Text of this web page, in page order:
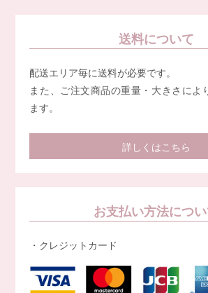
送料について
配送エリア毎に送料が必要です。
また、ご注文商品の重量・大きさによ
ます。
詳しくはこちら
お支払い方法につ
・クレジットカード